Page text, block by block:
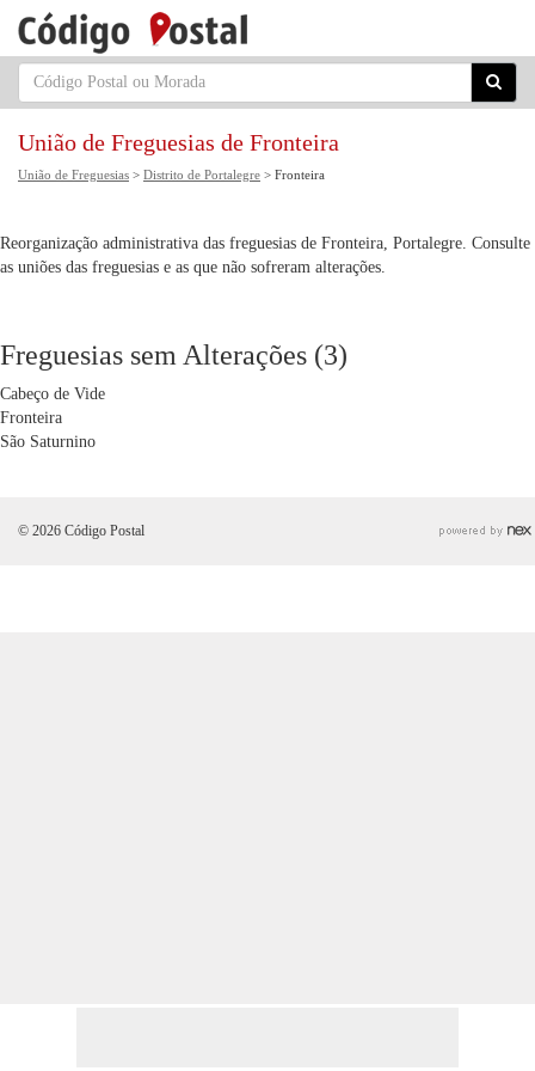
União de Freguesias de Fronteira
União de Freguesias > Distrito de Portalegre > Fronteira
Reorganização administrativa das freguesias de Fronteira, Portalegre. Consulte
as uniões das freguesias e as que não sofreram alterações.
Freguesias sem Alterações (3)
Cabeço de Vide
Fronteira
São Saturnino
© 2026 Código Postal